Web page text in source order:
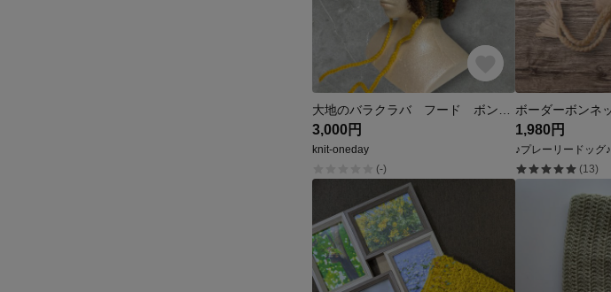
3,000円
knit-oneday
(-)
1,980円
♪プレーリードッグ♪
(13)